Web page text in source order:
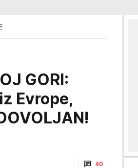
GORI:
Evrope,
40